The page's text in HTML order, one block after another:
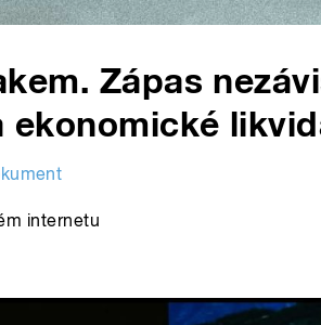
Zápas
ekonomické
internetu